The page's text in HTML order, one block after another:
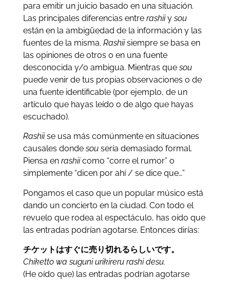
para emitir un juicio basado en una situación.
Las principales diferencias entre rashiiysou
están en la ambigüedad de la información y las
fuentes de la misma. Rashiisiempre se basa en
las opiniones de otros o en una fuente
desconocida y/o ambigua. Mientras quesou
puede venir de tus propias observaciones o de
una fuente identificable (por ejemplo, de un
artículo que hayas leído o de algo que hayas
escuchado).
Rashiise usa más comúnmente en situaciones
causales dondesousería demasiado formal.
Piensa en rashiicomo “corre el rumor” o
simplemente “dicen por ahí / se dice que…”
Pongamos el caso que un popular músico está
dando un concierto en la ciudad. Con todo el
revuelo que rodea al espectáculo, has oído que
las entradas podrían agotarse. Entonces dirías:
チケットはすぐに売り切れるらしいです。
Chiketto wa suguni urikireru rashi desu.
(He oído que) las entradas podrían agotarse